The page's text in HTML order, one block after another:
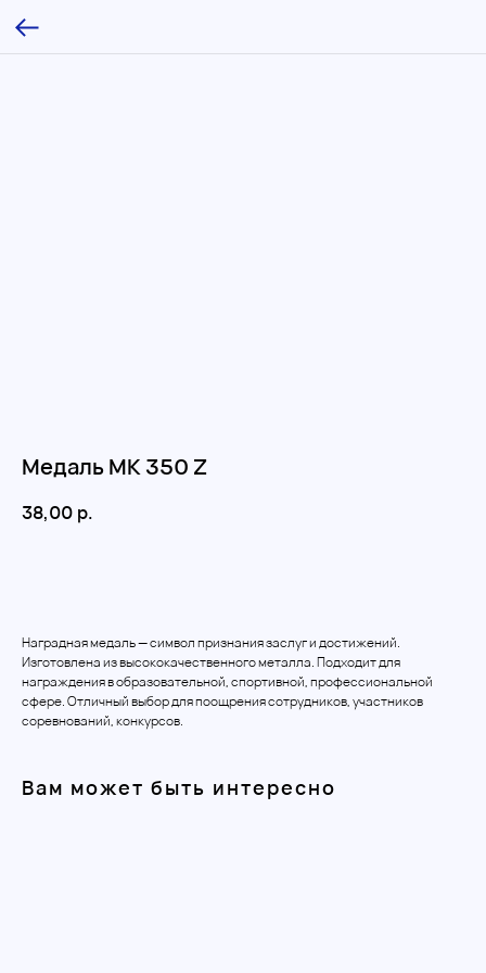
Медаль МК 350 Z
38,00 р.
Наградная медаль — символ признания заслуг и достижений.
Изготовлена из высококачественного металла. Подходит для
награждения в образовательной, спортивной, профессиональной
сфере. Отличный выбор для поощрения сотрудников, участников
соревнований, конкурсов.
Вам может быть интересно